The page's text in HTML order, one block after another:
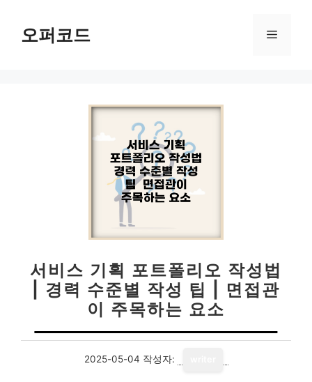
오퍼코드 메
서비스 기획 포트폴리오 작성법
| 경력 수준별 작성 팁 | 면접관
이 주목하는 요소
2025-05-04 작성자: